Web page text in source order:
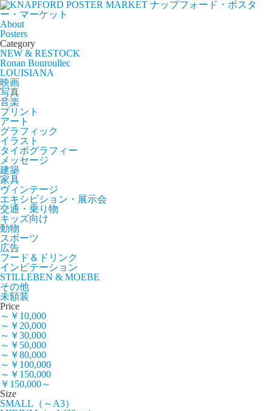
ナップフォード・ポスタ
ー・マーケット
About
Posters
Category
NEW & RESTOCK
Ronan Bouroullec
LOUISIANA
映画
写真
音楽
プリント
アート
グラフィック
イラスト
タイポグラフィー
メッセージ
建築
家具
ヴィンテージ
エキシビション・展示会
交通・乗り物
キッズ向け
動物
スポーツ
広告
フード＆ドリンク
インビテーション
STILLEBEN & MOEBE
その他
未額装
Price
～￥10,000
～￥20,000
～￥30,000
～￥50,000
～￥80,000
～￥100,000
～￥150,000
￥150,000～
Size
SMALL（～A3）